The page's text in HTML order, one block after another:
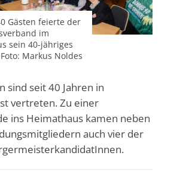
Gästen feierte der
im
sein 40-jähriges
Markus Noldes
sind seit 40 Jahren in
vertreten. Zu einer
ins Heimathaus kamen neben
auch vier der